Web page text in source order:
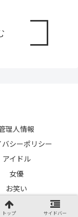
理人情報
バシーポリシー
アイドル
女優
お笑い
Rights Reserved.
トップ サイドバー